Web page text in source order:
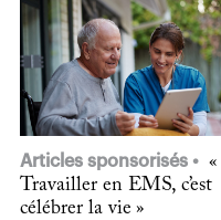
Articles sponsorisés
«
Travailler en EMS, c’est
célébrer la vie »